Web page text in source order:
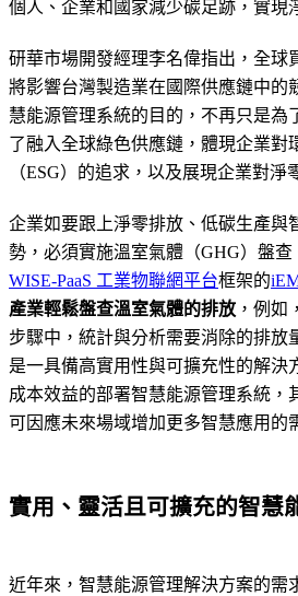
個人、企業和國家減少碳足跡，實現
研華市場開發經理李名偉指出，全球
將影響台灣製造業在國際供應鏈中的
慧能源管理系統的目的，不再只是為
了融入全球綠色供應鏈，體現企業對
（ESG）的追求，以及展現企業對淨
企業如要跟上淨零排放、低碳生產與
勢，必須實施溫室氣體（GHG）盤
WISE-PaaS 工業物聯網平台框架的
產業輕鬆盤查溫室氣體的排放 ，例如
步驟中，統計與分析需要消除的排放
是一具備高實用性與可擴充性的解決
成本效益的部署智慧能源管理系統，
可因應未來場域增加更多智慧應用的
實用、靈活且可擴充的智慧
近年來，智慧能源管理解決方案的需